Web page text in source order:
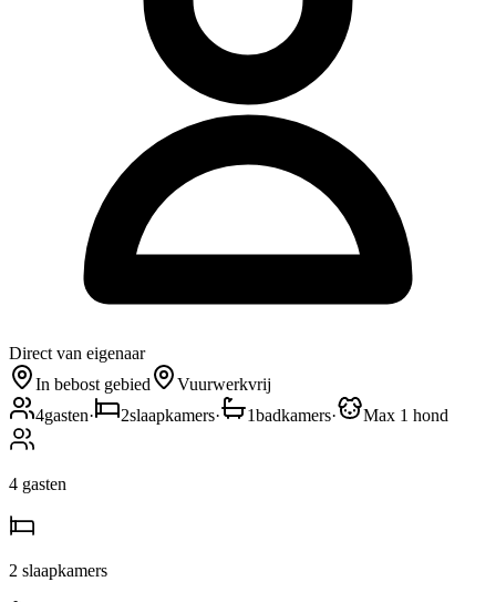
Direct van eigenaar
In bebost gebied
Vuurwerkvrij
4gasten· 2slaapkamers· 1badkamers· Max 1 hond
4 gasten
2 slaapkamers